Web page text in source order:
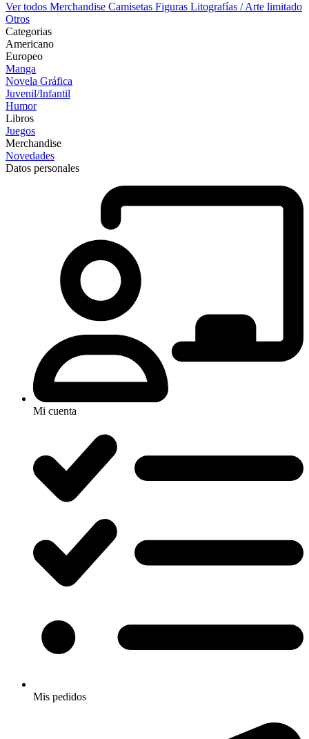
Ver todos Merchandise Camisetas Figuras Litografías / Arte limitado
Otros
Categorias
Americano
Europeo
Manga
Novela Gráfica
Juvenil/Infantil
Humor
Libros
Juegos
Merchandise
Novedades
Datos personales
Mi cuenta
Mis pedidos